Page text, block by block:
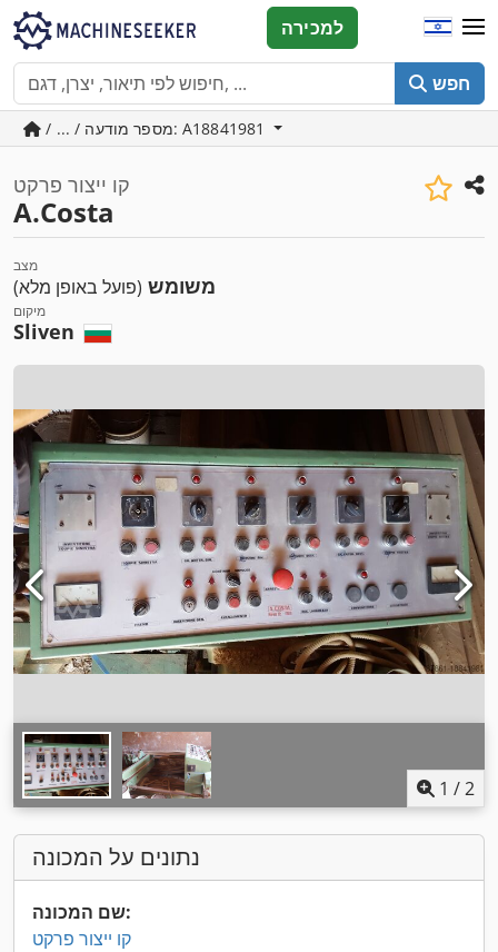
חפש
למכירה
/ ... / מספר מודעה: A18841981
קו ייצור פרקט
A.Costa
מצב
משומש (פועל באופן מלא)
מיקום
Sliven
1 /2
נתונים על המכונה
שם המכונה:
קו ייצור פרקט